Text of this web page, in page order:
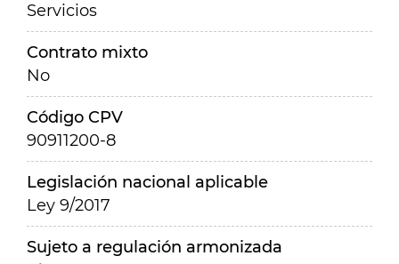
Servicios
Contrato mixto
No
Código CPV
90911200-8
Legislación nacional aplicable
Ley 9/2017
Sujeto a regulación armonizada